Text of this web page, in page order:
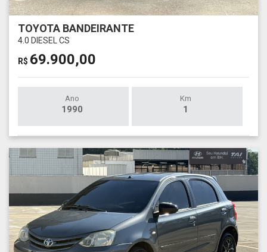
TOYOTA BANDEIRANTE
4.0 DIESEL CS
R$ 69.900,00
Ano
1990
Km
1